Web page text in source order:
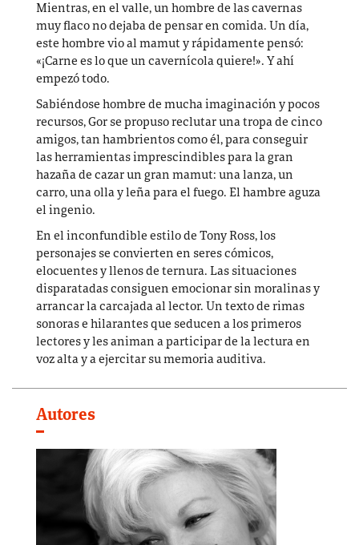
Mientras, en el valle, un hombre de las cavernas
muy flaco no dejaba de pensar en comida. Un día,
este hombre vio al mamut y rápidamente pensó:
«¡Carne es lo que un cavernícola quiere!». Y ahí
empezó todo.
Sabiéndose hombre de mucha imaginación y pocos
recursos, Gor se propuso reclutar una tropa de cinco
amigos, tan hambrientos como él, para conseguir
las herramientas imprescindibles para la gran
hazaña de cazar un gran mamut: una lanza, un
carro, una olla y leña para el fuego. El hambre aguza
el ingenio.
En el inconfundible estilo de Tony Ross, los
personajes se convierten en seres cómicos,
elocuentes y llenos de ternura. Las situaciones
disparatadas consiguen emocionar sin moralinas y
arrancar la carcajada al lector. Un texto de rimas
sonoras e hilarantes que seducen a los primeros
lectores y les animan a participar de la lectura en
voz alta y a ejercitar su memoria auditiva.
Autores